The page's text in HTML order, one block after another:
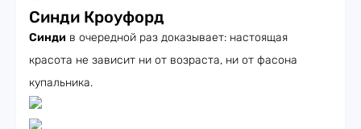
Синди Кроуфорд
Синди в очередной раз доказывает: настоящая
красота не зависит ни от возраста, ни от фасона
купальника.